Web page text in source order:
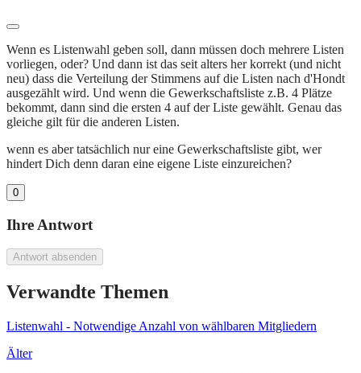
Wenn es Listenwahl geben soll, dann müssen doch mehrere Listen
vorliegen, oder? Und dann ist das seit alters her korrekt (und nicht
neu) dass die Verteilung der Stimmens auf die Listen nach d'Hondt
ausgezählt wird. Und wenn die Gewerkschaftsliste z.B. 4 Plätze
bekommt, dann sind die ersten 4 auf der Liste gewählt. Genau das
gleiche gilt für die anderen Listen.
wenn es aber tatsächlich nur eine Gewerkschaftsliste gibt, wer
hindert Dich denn daran eine eigene Liste einzureichen?
0
Ihre Antwort
Antwort absenden
Verwandte Themen
Listenwahl - Notwendige Anzahl von wählbaren Mitgliedern
Älter